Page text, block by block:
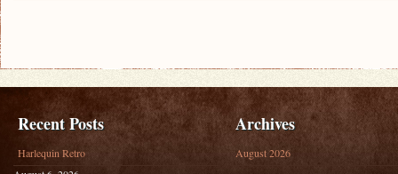
Recent Posts
Harlequin Retro
Archives
August 2026